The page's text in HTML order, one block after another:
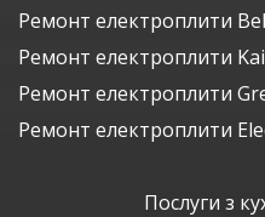
Ремонт електроплити
Ремонт електроплити
Ремонт електроплити
Ремонт електроплити
Послуги з